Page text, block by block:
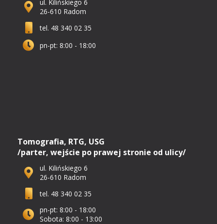
ul. Kilińskiego 6
26-610 Radom
tel. 48 340 02 35
pn-pt: 8:00 - 18:00
Tomografia, RTG, USG
/parter, wejście po prawej stronie od ulicy/
ul. Kilińskiego 6
26-610 Radom
tel. 48 340 02 35
pn-pt: 8:00 - 18:00
Sobota: 8:00 - 13:00